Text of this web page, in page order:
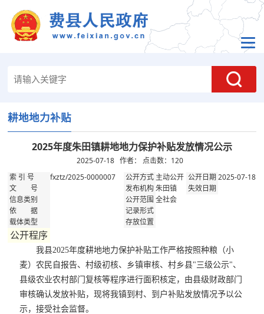
耕地地力补贴
2025年度朱田镇耕地地力保护补贴发放情况公示
2025-07-18 作者： 点击数： 120
索 引 号 fxztz/2025-0000007 公开方式 主动公开 公开日期2025-07-18
文 号 发布机构朱田镇
失效日期
信息类别
公开范围全社会
依 据
记录形式
载体类型
存放位置
公开程序
我县2025年度耕地地力保护补贴工作严格按照种粮（小
麦）农民自报告、村级初核、乡镇审核、村乡县"三级公示"、
县级农业农村部门复核等程序进行面积核定，由县级财政部门
审核确认发放补贴，现将我镇到村、到户补贴发放情况予以公
示，接受社会监督。